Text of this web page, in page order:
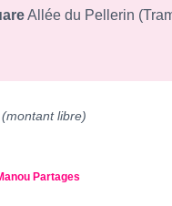
Allée du Pellerin
libre)
Partages